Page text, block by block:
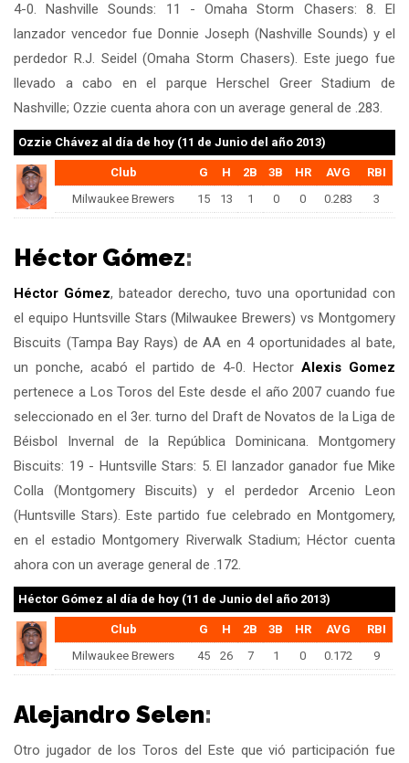
4-0. Nashville Sounds: 11 - Omaha Storm Chasers: 8. El
lanzador vencedor fue Donnie Joseph (Nashville Sounds) y el
perdedor R.J. Seidel (Omaha Storm Chasers). Este juego fue
llevado a cabo en el parque Herschel Greer Stadium de
Nashville; Ozzie cuenta ahora con un average general de .283.
Ozzie Chávez al día de hoy (11 de Junio del año 2013)
Club G H 2B 3B HR AVG
RBI
Milwaukee Brewers
15 13 1 0 0 0.283 3
Héctor Gómez:
Héctor Gómez, bateador derecho, tuvo una oportunidad con
el equipo Huntsville Stars (Milwaukee Brewers) vs Montgomery
Biscuits (Tampa Bay Rays) de AA en 4 oportunidades al bate,
un ponche, acabó el partido de 4-0. HectorAlexis Gomez
pertenece a Los Toros del Este desde el año 2007 cuando fue
seleccionado en el 3er. turno del Draft de Novatos de la Liga de
Béisbol Invernal de la República Dominicana. Montgomery
Biscuits: 19 - Huntsville Stars: 5. El lanzador ganador fue Mike
Colla (Montgomery Biscuits) y el perdedor Arcenio Leon
(Huntsville Stars). Este partido fue celebrado en Montgomery,
en el estadio Montgomery Riverwalk Stadium; Héctor cuenta
ahora con un average general de .172.
Héctor Gómez al día de hoy (11 de Junio del año 2013)
Club G H 2B 3B HR AVG
RBI
Milwaukee Brewers
45 26 7 1 0 0.172 9
Alejandro Selen:
Otro jugador de los Toros del Este que vió participación fue